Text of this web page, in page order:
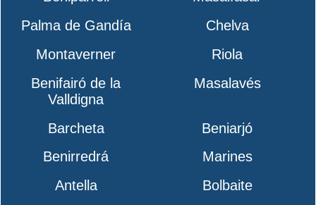
Palma de Gandía
Chelva
Montaverner
Riola
Benifairó de la
Valldigna
Masalavés
Barcheta
Beniarjó
Benirredrá
Marines
Antella
Bolbaite